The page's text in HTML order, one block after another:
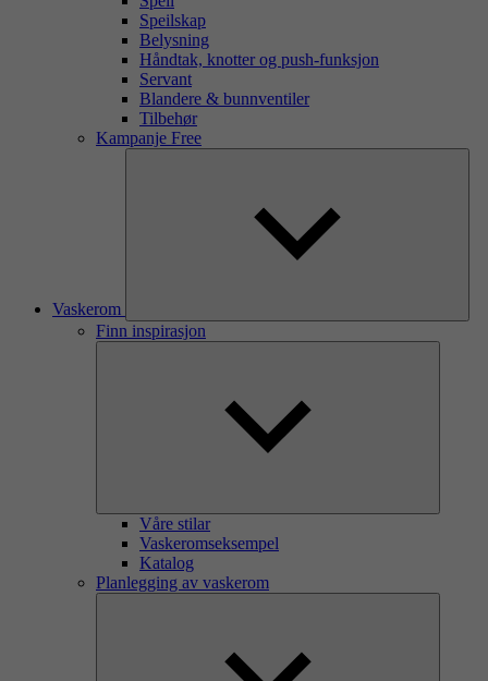
Speilskap
Belysning
Håndtak, knotter og push-funksjon
Servant
Blandere & bunnventiler
Tilbehør
Kampanje Free
Vaskerom
Finn inspirasjon
Våre stilar
Vaskeromseksempel
Katalog
Planlegging av vaskerom